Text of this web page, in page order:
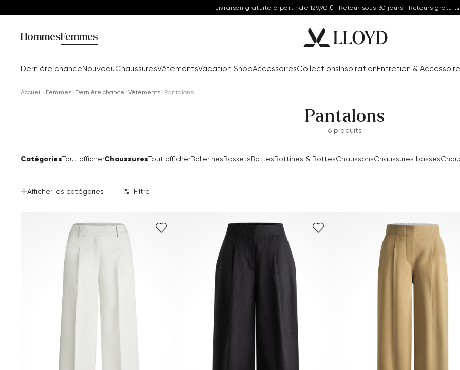
Livraison gratuite à partir de 129,90 € | Retour sous 30 jours | Retours gratuits
HommesFemmes
Dernière chanceNouveauChaussuresVêtementsVacation ShopAccessoiresCollectionsInspirationEntretien &
Accueil Femmes Dernière chance Vêtements Pantalons
Pantalons
6 produits
CatégoriesTout afficherChaussuresTout afficherBallerinesBasketsBottesBottines & BottesChaussonsChaussures basses
Afficher les catégories Filtre